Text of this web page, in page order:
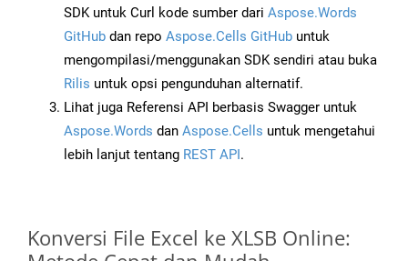
SDK untuk Curl kode sumber dari Aspose.Words
GitHub dan repo Aspose.Cells GitHub untuk
mengompilasi/menggunakan SDK sendiri atau buka
Rilis untuk opsi pengunduhan alternatif.
Lihat juga Referensi API berbasis Swagger untuk
Aspose.Words dan Aspose.Cells untuk mengetahui
lebih lanjut tentang REST API.
Konversi File Excel ke XLSB Online: